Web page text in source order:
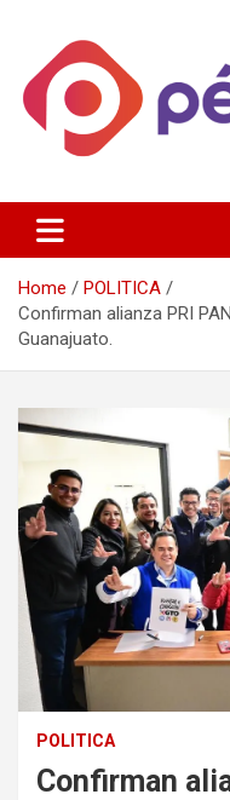
content
Penjamotv
Gto y la region.
Home
POLITICA
Confirman alianza PRI
Guanajuato.
POLITICA
Confirman